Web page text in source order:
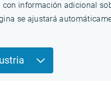
información adicional
se ajustará